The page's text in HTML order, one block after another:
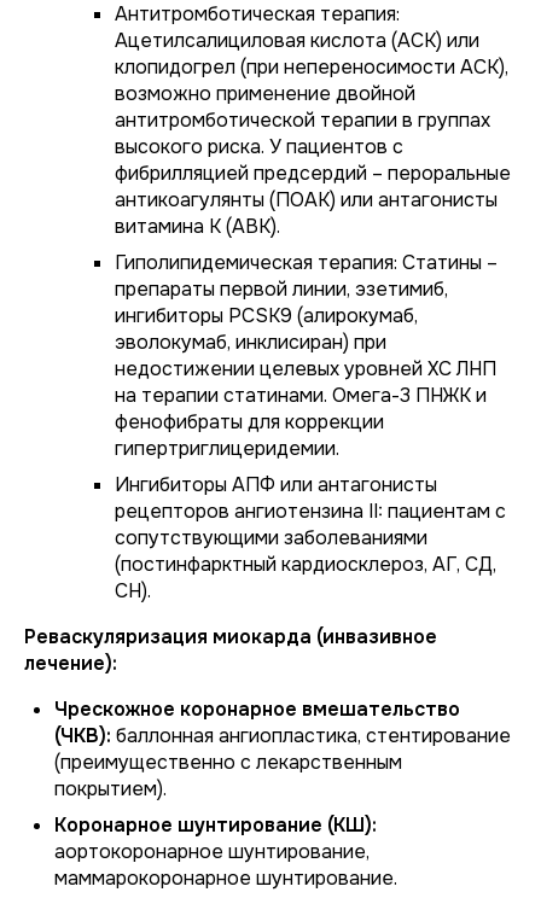
Антитромботическая терапия:
Ацетилсалициловая кислота (АСК) или
клопидогрел (при непереносимости АСК),
возможно применение двойной
антитромботической терапии в группах
высокого риска. У пациентов с
фибрилляцией предсердий – пероральные
антикоагулянты (ПОАК) или антагонисты
витамина К (АВК).
Гиполипидемическая терапия: Статины –
препараты первой линии, эзетимиб,
ингибиторы PCSK9 (алирокумаб,
эволокумаб, инклисиран) при
недостижении целевых уровней ХС ЛНП
на терапии статинами. Омега-3 ПНЖК и
фенофибраты для коррекции
гипертриглицеридемии.
Ингибиторы АПФ или антагонисты
рецепторов ангиотензина II: пациентам с
сопутствующими заболеваниями
(постинфарктный кардиосклероз, АГ, СД,
СН).
Реваскуляризация миокарда (инвазивное
лечение):
Чрескожное коронарное вмешательство
(ЧКВ): баллонная ангиопластика, стентирование
(преимущественно с лекарственным
покрытием).
Коронарное шунтирование (КШ):
аортокоронарное шунтирование,
маммарокоронарное шунтирование.